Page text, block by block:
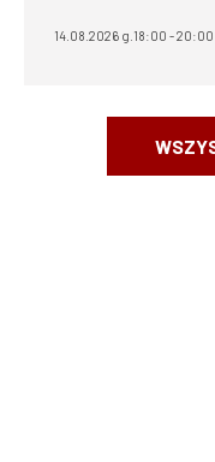
14.08.2026 g.18:00 - 20:00